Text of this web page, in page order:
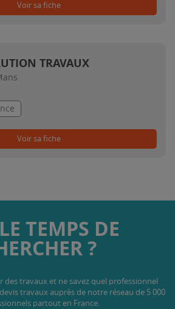
Voir sa fiche
TRAVAUX
Voir sa fiche
TEMPS DE
?
des travaux et ne savez quel professionnel
travaux auprès de notre réseau de 5 000
partout en France.